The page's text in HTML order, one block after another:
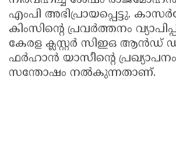
എംപി അഭിപ്രായപ്പെട്ടു.
കിംസിന്റെ പ്രവർത്തനം
കേരള ക്ലസ്റ്റർ സിഇഒ ആൻഡ്
ഫർഹാൻ യാസീന്റെ
സന്തോഷം നൽകുന്നതാണ്.